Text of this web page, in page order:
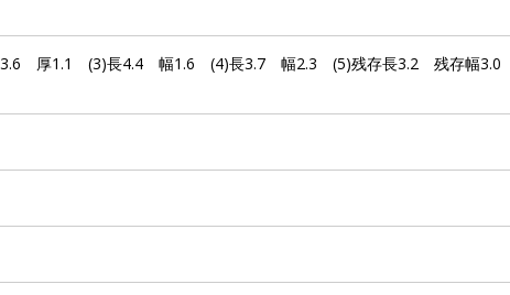
厚1.1 (3)長4.4 幅1.6 (4)長3.7 幅2.3 (5)残存長3.2 残存幅3.0